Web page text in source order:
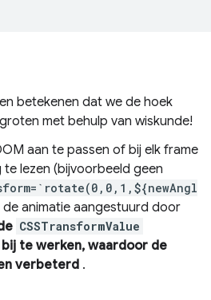
betekenen dat we de hoek
met behulp van wiskunde!
aan te passen of bij elk frame
lezen (bijvoorbeeld geen
animatie aangestuurd door
CSSTransformValue
te werken, waardoor de
verbeterd .